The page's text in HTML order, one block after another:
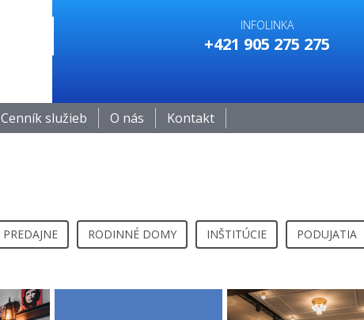
INFOLINKA
+421 905 275 275
Cenník služieb O nás Kontakt
PREDAJNE RODINNÉ DOMY INŠTITÚCIE PODUJATIA